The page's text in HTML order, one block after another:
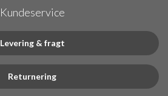
Kundeservice
Levering & fragt
Returnering